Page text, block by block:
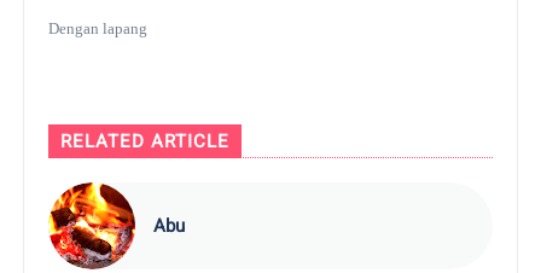
Dengan lapang
RELATED ARTICLE
Abu